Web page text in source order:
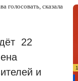
голосовать, сказала
22
и